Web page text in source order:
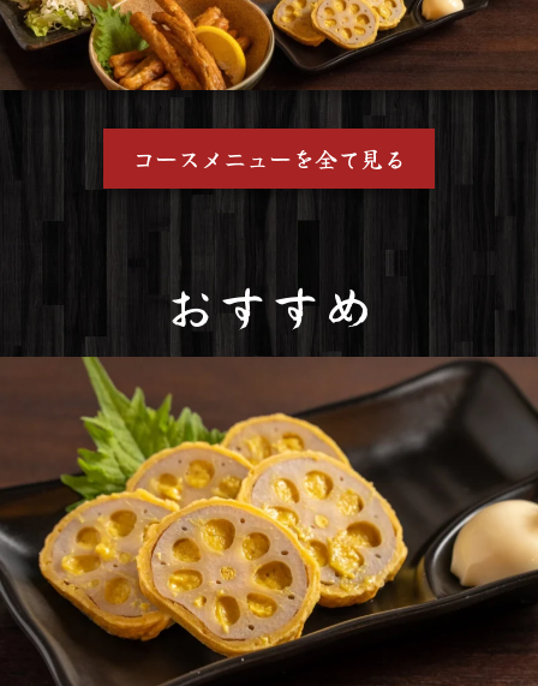
コースメニューを全て見る
おすすめ